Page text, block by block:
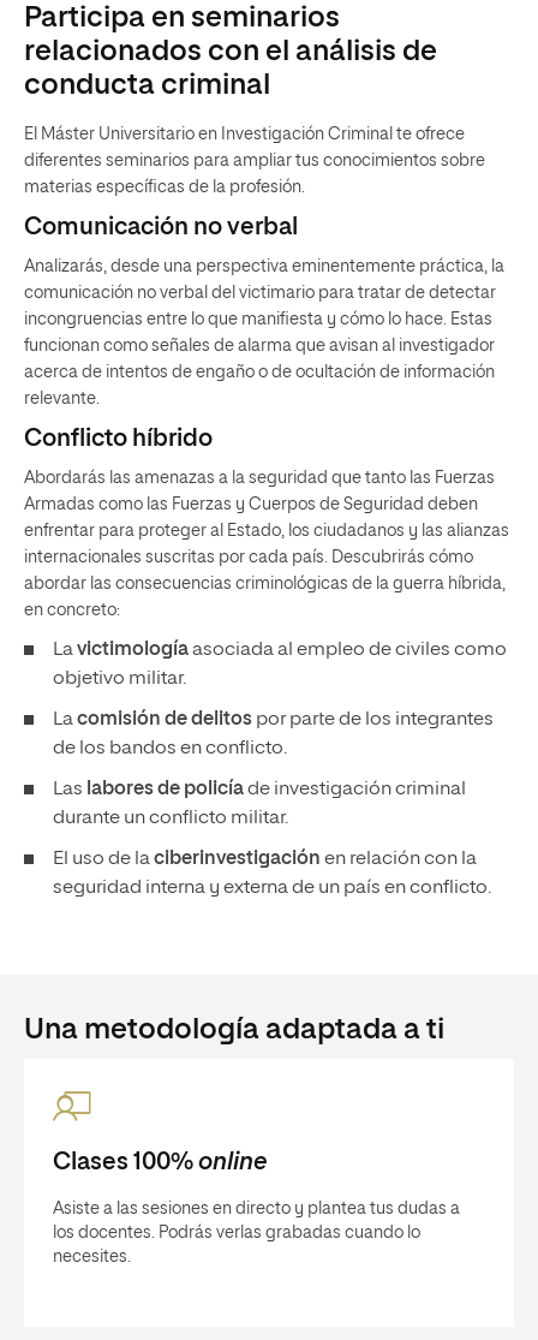
Participa en seminarios
relacionados con el análisis de
conducta criminal
El Máster Universitario en Investigación Criminal te ofrece
diferentes seminarios para ampliar tus conocimientos sobre
materias específicas de la profesión.
Comunicación no verbal
Analizarás, desde una perspectiva eminentemente práctica, la
comunicación no verbal del victimario para tratar de detectar
incongruencias entre lo que manifiesta y cómo lo hace. Estas
funcionan como señales de alarma que avisan al investigador
acerca de intentos de engaño o de ocultación de información
relevante.
Conflicto híbrido
Abordarás las amenazas a la seguridad que tanto las Fuerzas
Armadas como las Fuerzas y Cuerpos de Seguridad deben
enfrentar para proteger al Estado, los ciudadanos y las alianzas
internacionales suscritas por cada país. Descubrirás cómo
abordar las consecuencias criminológicas de la guerra híbrida,
en concreto:
Lavictimologíaasociada al empleo de civiles como
objetivo militar.
Lacomisión de delitos por parte de los integrantes
de los bandos en conflicto.
Las labores de policíade investigación criminal
durante un conflicto militar.
El uso de laciberinvestigación en relación con la
seguridad interna y externa de un país en conflicto.
Una metodología adaptada a ti
Clases 100% online
Asiste a las sesiones en directo y plantea tus dudas a
los docentes. Podrás verlas grabadas cuando lo
necesites.